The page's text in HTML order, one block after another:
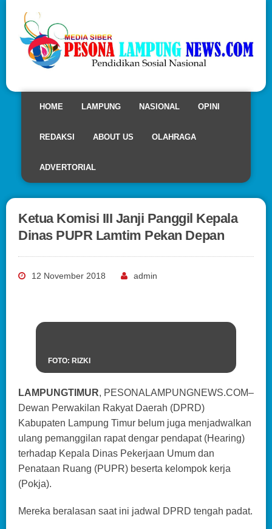
HOME LAMPUNG NASIONAL OPINI
REDAKSI ABOUT US OLAHRAGA
ADVERTORIAL
Ketua Komisi III Janji Panggil Kepala
Dinas PUPR Lamtim Pekan Depan
12 November 2018 admin
FOTO: RIZKI
LAMPUNGTIMUR, PESONALAMPUNGNEWS.COM–
Dewan Perwakilan Rakyat Daerah (DPRD)
Kabupaten Lampung Timur belum juga menjadwalkan
ulang pemanggilan rapat dengar pendapat (Hearing)
terhadap Kepala Dinas Pekerjaan Umum dan
Penataan Ruang (PUPR) beserta kelompok kerja
(Pokja).
Mereka beralasan saat ini jadwal DPRD tengah padat.